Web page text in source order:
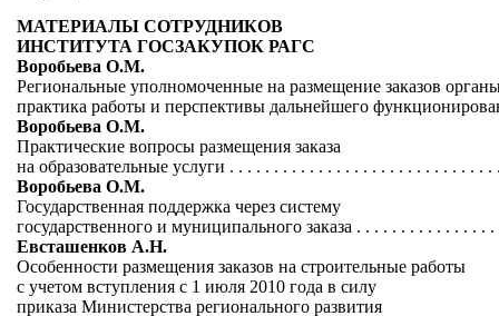
МАТЕРИАЛЫ СОТРУДНИКОВ
ИНСТИТУТА ГОСЗАКУПОК РАГС
Воробьева О.М.
Региональные уполномоченные на размещение заказов
практика работы и перспективы дальнейшего
Воробьева О.М.
Практические вопросы размещения заказа
на образовательные услуги . . . . . . . . . . . . . . . . . . . . . . . . . . . . . .
Воробьева О.М.
Государственная поддержка через систему
государственного и муниципального заказа . . . . . . . . . . . . . . .
Евсташенков А.Н.
Особенности размещения заказов на строительные работы
с учетом вступления с 1 июля 2010 года в силу
приказа Министерства регионального развития